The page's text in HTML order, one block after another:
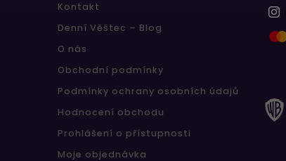
Kontakt
Denní Věštec – Blog
O nás
Obchodní podmínky
Podmínky ochrany osobních údajů
Hodnocení obchodu
Prohlášení o přístupnosti
Moje objednávka